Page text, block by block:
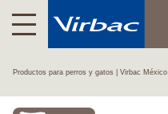
Productos para perros y gatos | Virbac México